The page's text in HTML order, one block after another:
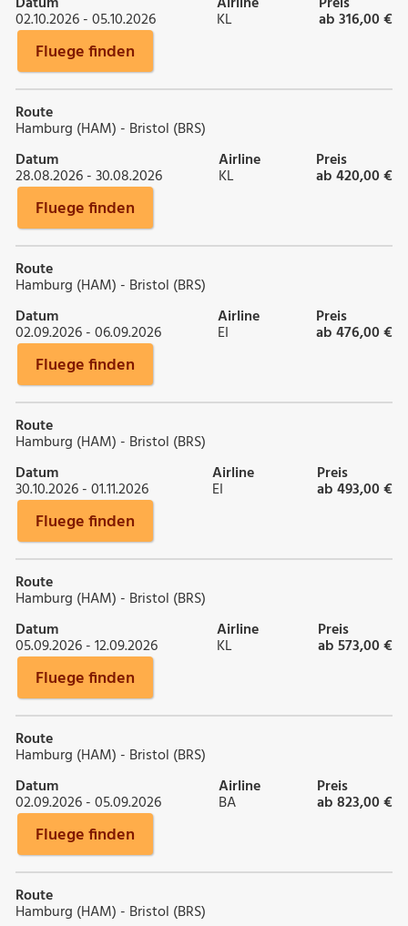
02.10.2026 - 05.10.2026 KL ab 316,00 €
Fluege finden
Route
Hamburg (HAM) - Bristol (BRS)
Datum
28.08.2026 - 30.08.2026
Airline
KL
Preis
ab 420,00 €
Fluege finden
Route
Hamburg (HAM) - Bristol (BRS)
Datum
02.09.2026 - 06.09.2026
Airline
EI
Preis
ab 476,00 €
Fluege finden
Route
Hamburg (HAM) - Bristol (BRS)
Datum
30.10.2026 - 01.11.2026
Airline
EI
Preis
ab 493,00 €
Fluege finden
Route
Hamburg (HAM) - Bristol (BRS)
Datum
05.09.2026 - 12.09.2026
Airline
KL
Preis
ab 573,00 €
Fluege finden
Route
Hamburg (HAM) - Bristol (BRS)
Datum
02.09.2026 - 05.09.2026
Airline
BA
Preis
ab 823,00 €
Fluege finden
Route
Hamburg (HAM) - Bristol (BRS)